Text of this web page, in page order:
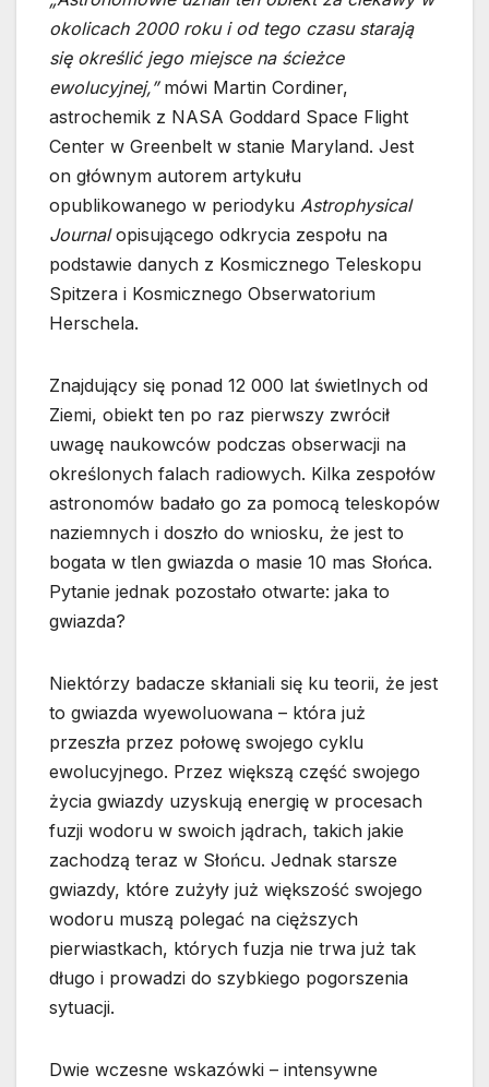
okolicach 2000 roku i od tego czasu starają
się określić jego miejsce na ścieżce
ewolucyjnej,”mówi Martin Cordiner,
astrochemik z NASA Goddard Space Flight
Center w Greenbelt w stanie Maryland. Jest
on głównym autorem artykułu
opublikowanego w periodyku Astrophysical
Journalopisującego odkrycia zespołu na
podstawie danych z Kosmicznego Teleskopu
Spitzera i Kosmicznego Obserwatorium
Herschela.
Znajdujący się ponad 12 000 lat świetlnych od
Ziemi, obiekt ten po raz pierwszy zwrócił
uwagę naukowców podczas obserwacji na
określonych falach radiowych. Kilka zespołów
astronomów badało go za pomocą teleskopów
naziemnych i doszło do wniosku, że jest to
bogata w tlen gwiazda o masie 10 mas Słońca.
Pytanie jednak pozostało otwarte: jaka to
gwiazda?
Niektórzy badacze skłaniali się ku teorii, że jest
to gwiazda wyewoluowana – która już
przeszła przez połowę swojego cyklu
ewolucyjnego. Przez większą część swojego
życia gwiazdy uzyskują energię w procesach
fuzji wodoru w swoich jądrach, takich jakie
zachodzą teraz w Słońcu. Jednak starsze
gwiazdy, które zużyły już większość swojego
wodoru muszą polegać na cięższych
pierwiastkach, których fuzja nie trwa już tak
długo i prowadzi do szybkiego pogorszenia
sytuacji.
Dwie wczesne wskazówki – intensywne